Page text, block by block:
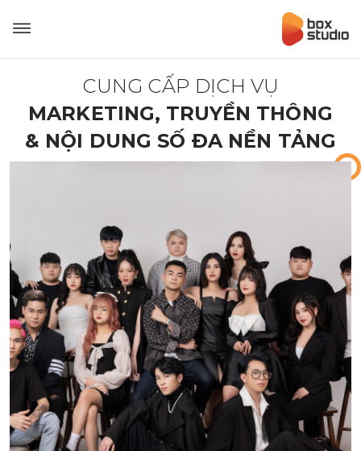
Tin tức
Tuyển dụng
CUNG CẤP DỊCH VỤ
MARKETING, TRUYỀN THÔNG
& NỘI DUNG SỐ ĐA NỀN TẢNG